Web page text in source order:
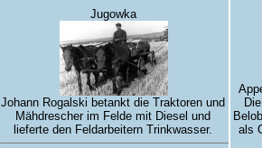
Jugowka
Johann Rogalski betankt die Traktoren und
Mähdrescher im Felde mit Diesel und
lieferte den Feldarbeitern Trinkwasser.
als